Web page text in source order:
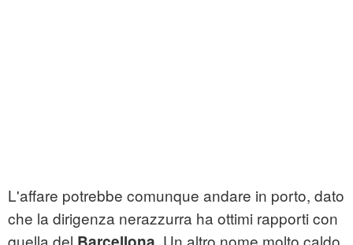
L'affare potrebbe comunque andare in porto, dato
che la dirigenza nerazzurra ha ottimi rapporti con